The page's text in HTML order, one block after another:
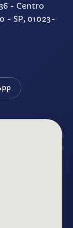
- Centro
- SP, 01023-